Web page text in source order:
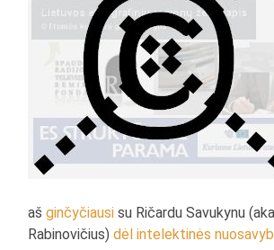
ašginčyčiausi su Ričardu Savukynu
Rabinovičius)dėl intelektinės